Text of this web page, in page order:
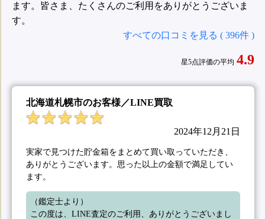
ます。皆さま、たくさんのご利用をありがとうございま
す。
すべての口コミを見る ( 396件 )
星5点評価の平均 4.9
北海道札幌市のお客様／LINE買取
2024年12月21日
実家で見つけた貯金箱をまとめて買い取っていただき、
ありがとうございます。思った以上の金額で満足してい
ます。
（鑑定士より）
この度は、LINE査定のご利用、ありがとうございまし